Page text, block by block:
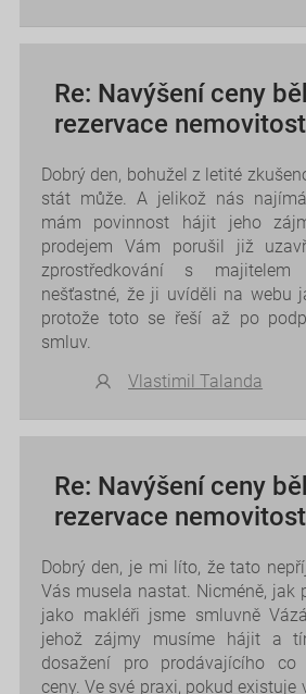
Re: Navýšení ceny
rezervace
Dobrý den, bohužel z letité
stát může. A jelikož nás
mám povinnost hájit jeho
prodejem Vám porušil již
zprostředkování s
nešťastné, že ji uvíděli na webu
protože toto se řeší až po
smluv.
Vlastimil Talanda
Re: Navýšení ceny
rezervace
Dobrý den, je mi líto, že tato
Vás musela nastat. Nicméně, jak
jako makléři jsme smluvně
jehož zájmy musíme hájit a
dosažení pro prodávajícího co
ceny. Ve své praxi, pokud existuje